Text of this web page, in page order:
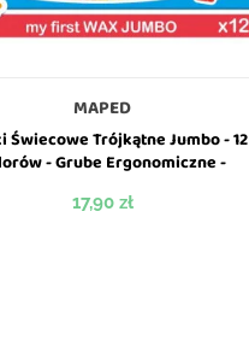
MAPED
Świecowe Trójkątne Jumbo - 12
- Grube Ergonomiczne -
Cena
17,90 zł